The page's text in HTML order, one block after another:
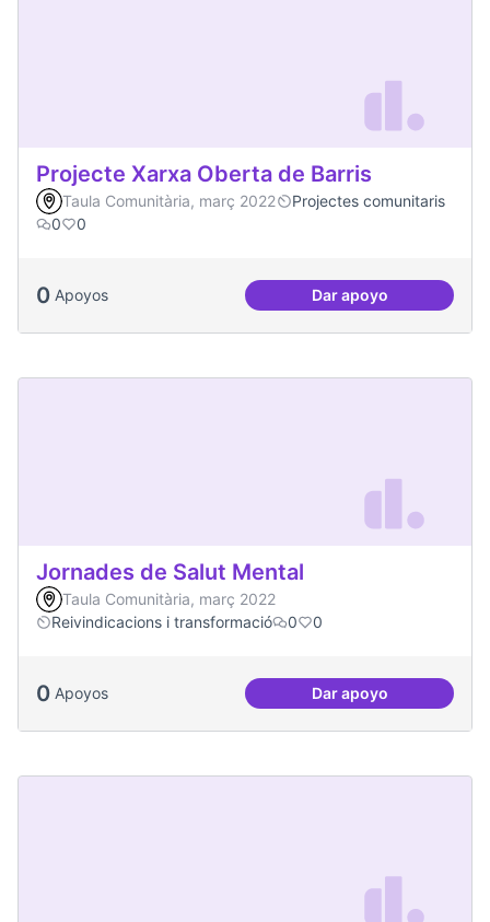
Projecte Xarxa Oberta de Barris
Taula Comunitària, març 2022
Projectes comunitaris
0
0
0 Apoyos Dar apoyoProjecte Xarxa
Jornades de Salut Mental
Taula Comunitària, març 2022
Reivindicacions i transformació
0 0
0 Apoyos Dar apoyoJornades de Salut